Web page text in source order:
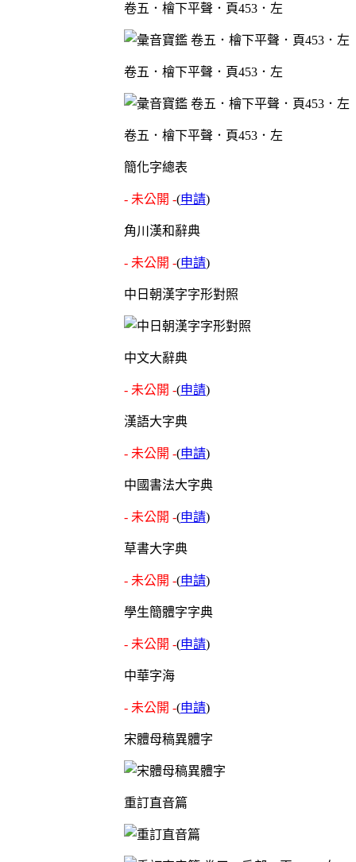
卷五．檜下平聲．頁453．左
卷五．檜下平聲．頁453．左
卷五．檜下平聲．頁453．左
簡化字總表
- 未公開 -(申請)
角川漢和辭典
- 未公開 -(申請)
中日朝漢字字形對照
中文大辭典
- 未公開 -(申請)
漢語大字典
- 未公開 -(申請)
中國書法大字典
- 未公開 -(申請)
草書大字典
- 未公開 -(申請)
學生簡體字字典
- 未公開 -(申請)
中華字海
- 未公開 -(申請)
宋體母稿異體字
重訂直音篇